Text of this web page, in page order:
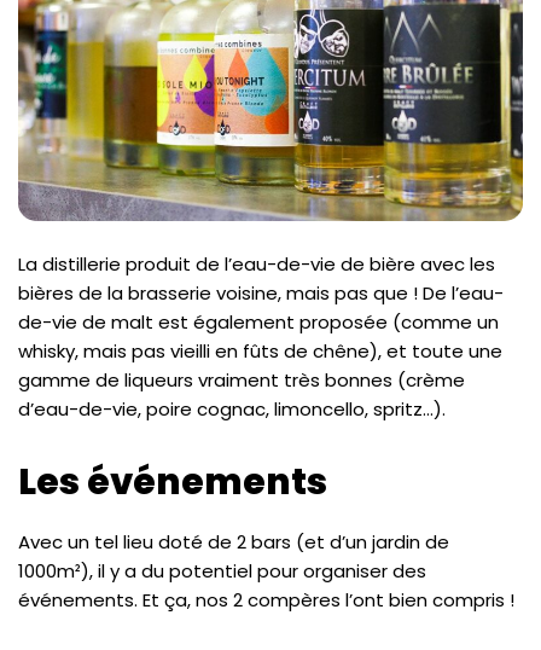
La distillerie produit de l’eau-de-vie de bière avec les
bières de la brasserie voisine, mais pas que ! De l’eau-
de-vie de malt est également proposée (comme un
whisky, mais pas vieilli en fûts de chêne), et toute une
gamme de liqueurs vraiment très bonnes (crème
d’eau-de-vie, poire cognac, limoncello, spritz…).
Les événements
Avec un tel lieu doté de 2 bars (et d’un jardin de
1000m²), il y a du potentiel pour organiser des
événements. Et ça, nos 2 compères l’ont bien compris !